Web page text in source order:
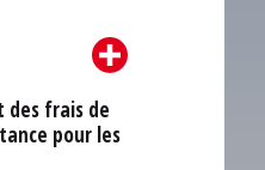
des frais de
pour les